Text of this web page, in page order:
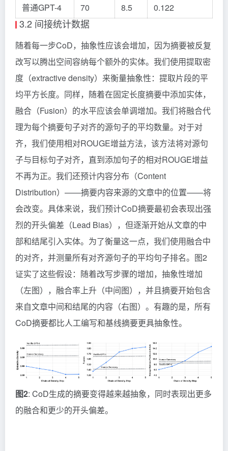
普通GPT-4 70 8.5 0.122
3.2 间接统计数据
随着每一步CoD，抽象性应该会增加，因为摘要被反复
改写以腾出空间容纳每个额外的实体。我们使用提取密
度（extractive density）来衡量抽象性：提取片段的平
均平方长度。同样，随着在固定长度摘要中添加实体，
融合（Fusion）的水平应该会单调增加。我们将融合代
理为每个摘要句子对齐的源句子的平均数量。对于对
齐，我们使用相对ROUGE增益方法，该方法将对源句
子与目标句子对齐，直到添加句子的相对ROUGE增益
不再为正。我们还预计内容分布（Content
Distribution）——摘要内容来源的文章中的位置——将
会改变。具体来说，我们预计CoD摘要最初会表现出强
烈的开头偏差（Lead Bias），但逐渐开始从文章的中
部和结尾引入实体。为了衡量这一点，我们使用融合中
的对齐，并测量所有对齐源句子的平均句子排名。图2
证实了这些假设：随着改写步骤的增加，抽象性增加
（左图），融合率上升（中间图），并且摘要开始包含
来自文章中间和结尾的内容（右图）。有趣的是，所有
CoD摘要都比人工编写和基线摘要更具抽象性。
图2: CoD生成的摘要变得越来越抽象，同时表现出更多
的融合和更少的开头偏差。